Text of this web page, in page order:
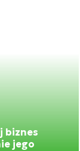
biznes
jego